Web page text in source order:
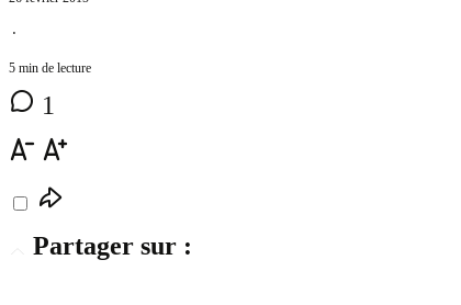
⋅
5 min de lecture
1
Partager sur :